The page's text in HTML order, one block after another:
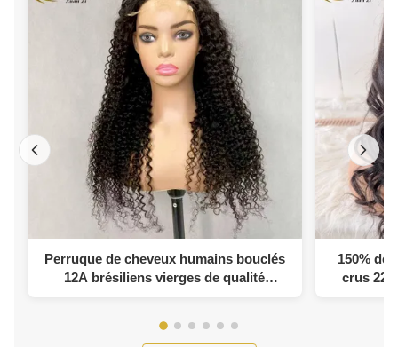
Perruque de cheveux humains bouclés
12A brésiliens vierges de qualité
HD, double étiré, noir naturel
150%
crus 22